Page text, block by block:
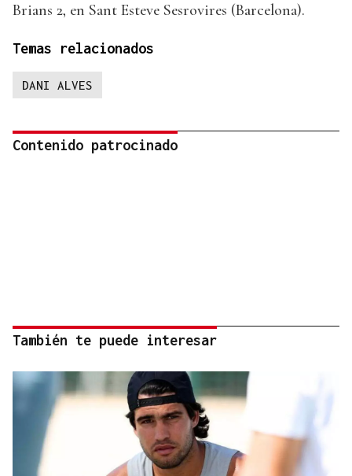
Brians 2, en Sant Esteve Sesrovires (Barcelona).
Temas relacionados
DANI ALVES
Contenido patrocinado
También te puede interesar